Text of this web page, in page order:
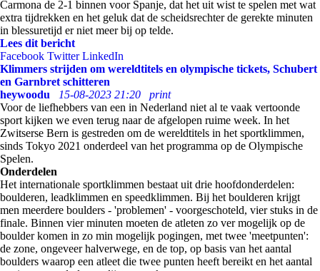
Carmona de 2-1 binnen voor Spanje, dat het uit wist te spelen met wat
extra tijdrekken en het geluk dat de scheidsrechter de gerekte minuten
in blessuretijd er niet meer bij op telde.
Lees dit bericht
Facebook Twitter LinkedIn
Klimmers strijden om wereldtitels en olympische tickets, Schubert
en Garnbret schitteren
heywoodu
15-08-2023 21:20
print
Voor de liefhebbers van een in Nederland niet al te vaak vertoonde
sport kijken we even terug naar de afgelopen ruime week. In het
Zwitserse Bern is gestreden om de wereldtitels in het sportklimmen,
sinds Tokyo 2021 onderdeel van het programma op de Olympische
Spelen.
Onderdelen
Het internationale sportklimmen bestaat uit drie hoofdonderdelen:
boulderen, leadklimmen en speedklimmen. Bij het boulderen krijgt
men meerdere boulders - 'problemen' - voorgeschoteld, vier stuks in de
finale. Binnen vier minuten moeten de atleten zo ver mogelijk op de
boulder komen in zo min mogelijk pogingen, met twee 'meetpunten':
de zone, ongeveer halverwege, en de top, op basis van het aantal
boulders waarop een atleet die twee punten heeft bereikt en het aantal